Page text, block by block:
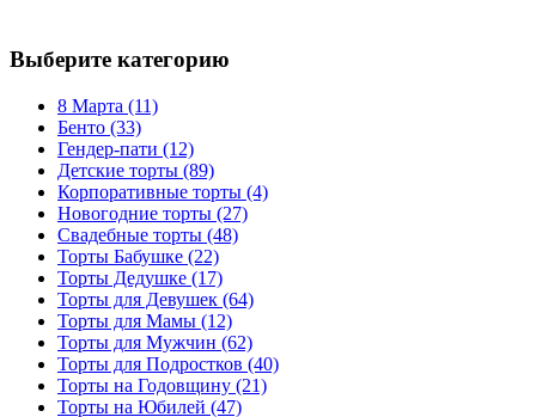
Выберите категорию
8 Марта (11)
Бенто (33)
Гендер-пати (12)
Детские торты (89)
Корпоративные торты (4)
Новогодние торты (27)
Свадебные торты (48)
Торты Бабушке (22)
Торты Дедушке (17)
Торты для Девушек (64)
Торты для Мамы (12)
Торты для Мужчин (62)
Торты для Подростков (40)
Торты на Годовщину (21)
Торты на Юбилей (47)